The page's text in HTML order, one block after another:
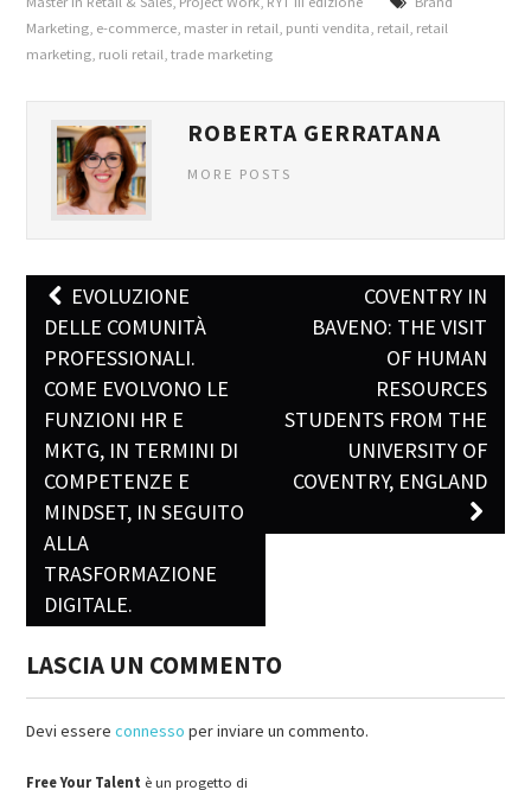
Marketing e-commerce master in retail punti vendita retail retail
marketing ruoli retail ,trade marketing
ROBERTA GERRATANA
MORE POSTS
Post navigation
EVOLUZIONE
DELLE COMUNITÀ
PROFESSIONALI.
COME EVOLVONO LE
FUNZIONI HR E
MKTG, IN TERMINI DI
COMPETENZE E
MINDSET, IN SEGUITO
ALLA
TRASFORMAZIONE
DIGITALE.
COVENTRY IN
BAVENO: THE VISIT
OF HUMAN
RESOURCES
STUDENTS FROM THE
UNIVERSITY OF
COVENTRY, ENGLAND
LASCIA UN COMMENTO
Devi essereconnesso per inviare un commento.
Free Your Talent è un progetto di